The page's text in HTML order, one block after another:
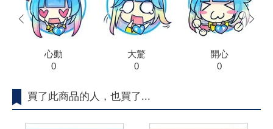
心動
0
大驚
0
開心
0
prev next
買了此商品的人，也買了...